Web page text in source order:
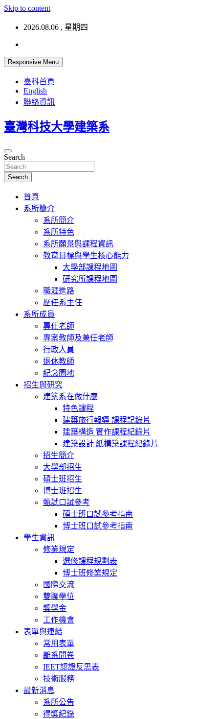
Skip to content
2026.08.06 , 星期四
Responsive Menu
臺科首頁
English
聯絡資訊
臺灣科技大學建築系
Search
Search
首頁
系所簡介
系所簡介
系所特色
系所願景與課程資訊
教育目標與學生核心能力
大學部課程地圖
研究所課程地圖
職涯進路
歷任系主任
系所成員
專任老師
專案教師及兼任老師
行政人員
退休教師
紀念園地
招生與研究
建築系在做什麼
特色課程
建築旅行報導 課程記錄片
建築構造 實作課程紀錄片
建築設計 紙構築課程紀錄片
招生簡介
大學部招生
碩士班招生
博士班招生
甄試口試參考
碩士班口試參考指南
博士班口試參考指南
學生資訊
修業規定
選修課程規劃表
博士班修業規定
國際交流
雙聯學位
獎學金
工作機會
表單與連結
常用表單
離系問卷
IEET認證反思表
技術服務
最新消息
系所公告
得獎紀錄